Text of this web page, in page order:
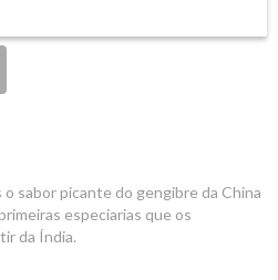
sabor picante do gengibre da China
especiarias que os
da Índia.